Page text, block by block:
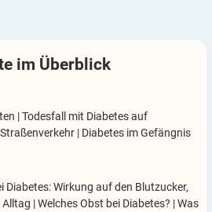
im Überblick
|Todesfall mit Diabetes auf
| Diabetes im Gefängnis
Wirkung auf den Blutzucker,
|Welches Obst bei Diabetes? |Was